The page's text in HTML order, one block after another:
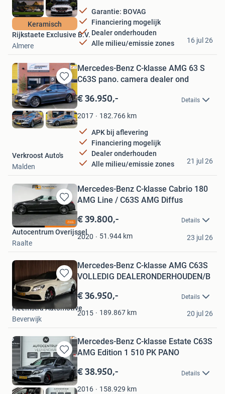
Keramisch
Garantie: BOVAG
Financiering mogelijk
Dealer onderhouden
Alle milieu/emissie zones
Rijkstaete Exclusive B.V.
Almere
16 jul 26
Bewaren
in
Mijn
Favorieten
Mercedes-Benz C-klasse AMG 63 S
C63S pano. camera dealer ond
€ 36.950,- Details
2017 182.766 km
APK bij aflevering
Financiering mogelijk
Dealer onderhouden
Alle milieu/emissie zones
Verkroost Auto's
Malden
21 jul 26
Bewaren
in
Mijn
Favorieten
Mercedes-Benz C-klasse Cabrio 180
AMG Line / C63S AMG Diffus
€ 39.800,- Details
2020 51.944 km
Autocentrum Overijssel
Raalte
23 jul 26
Bewaren
in
Mijn
Favorieten
Mercedes-Benz C-klasse AMG C63S
VOLLEDIG DEALERONDERHOUDEN/B
€ 36.950,- Details
2015 189.867 km
Heemstra Automotive
Beverwijk
20 jul 26
Bewaren
in
Mijn
Favorieten
Mercedes-Benz C-klasse Estate C63S
AMG Edition 1 510 PK PANO
€ 38.950,- Details
2016 158.929 km